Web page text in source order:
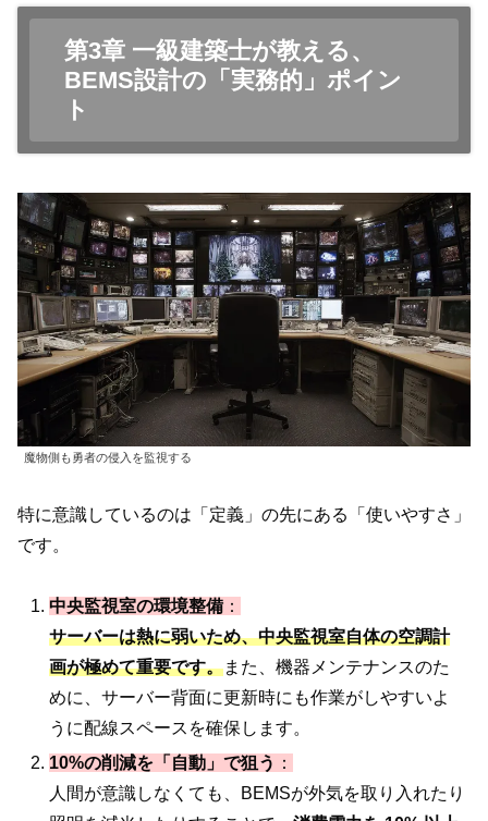
第3章 一級建築士が教える、
BEMS設計の「実務的」ポイン
ト
魔物側も勇者の侵入を監視する
特に意識しているのは「定義」の先にある「使いやすさ」
です。
中央監視室の環境整備 ：
サーバーは熱に弱いため、中央監視室自体の空調計
画が極めて重要です。また、機器メンテナンスのた
めに、サーバー背面に更新時にも作業がしやすいよ
うに配線スペースを確保します。
10%の削減を「自動」で狙う ：
人間が意識しなくても、BEMSが外気を取り入れたり